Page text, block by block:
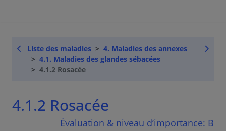
Liste des maladies
4. Maladies des annexes
4.1. Maladies des glandes sébacées
4.1.2 Rosacée
4.1.2 Rosacée
Évaluation & niveau d’importance: B